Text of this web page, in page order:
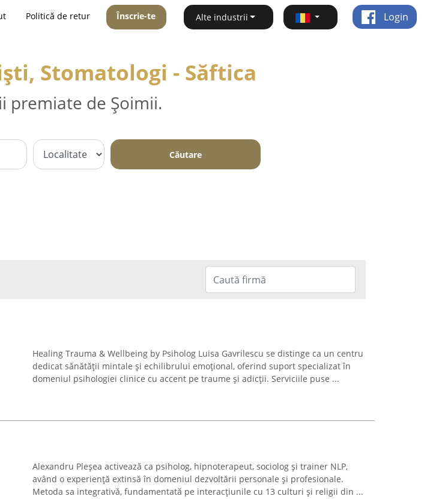
Politică de retur Înscrie-te Alte industrii Login
Stomatologi - Săftica
premiate de Șoimii.
Căutare
Healing Trauma & Wellbeing by Psiholog Luisa Gavrilescu se distinge ca un centru
dedicat sănătății mintale și echilibrului emoțional, oferind suport specializat în
domeniul psihologiei clinice cu accent pe traume și adicții. Serviciile puse ...
Alexandru Pleșea activează ca psiholog, hipnoterapeut, sociolog și trainer NLP,
având o experiență extinsă în domeniul dezvoltării personale și profesionale.
Metoda sa integrativă, fundamentată pe interacțiunile cu 13 culturi și religii din ...